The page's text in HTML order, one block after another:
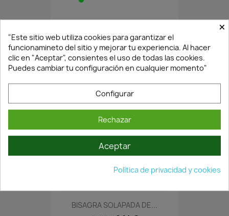
2,93 € 2,05 €
En Stock·Envío 24/48h
BISAGRA SOLAPADA DE...
×
"Este sitio web utiliza cookies para garantizar el
funcionamineto del sitio y mejorar tu experiencia. Al hacer
clic en "Aceptar", consientes el uso de todas las cookies.
Puedes cambiar tu configuración en cualquier momento"
Configurar
Rechazar
Aceptar
Política de privacidad y cookies